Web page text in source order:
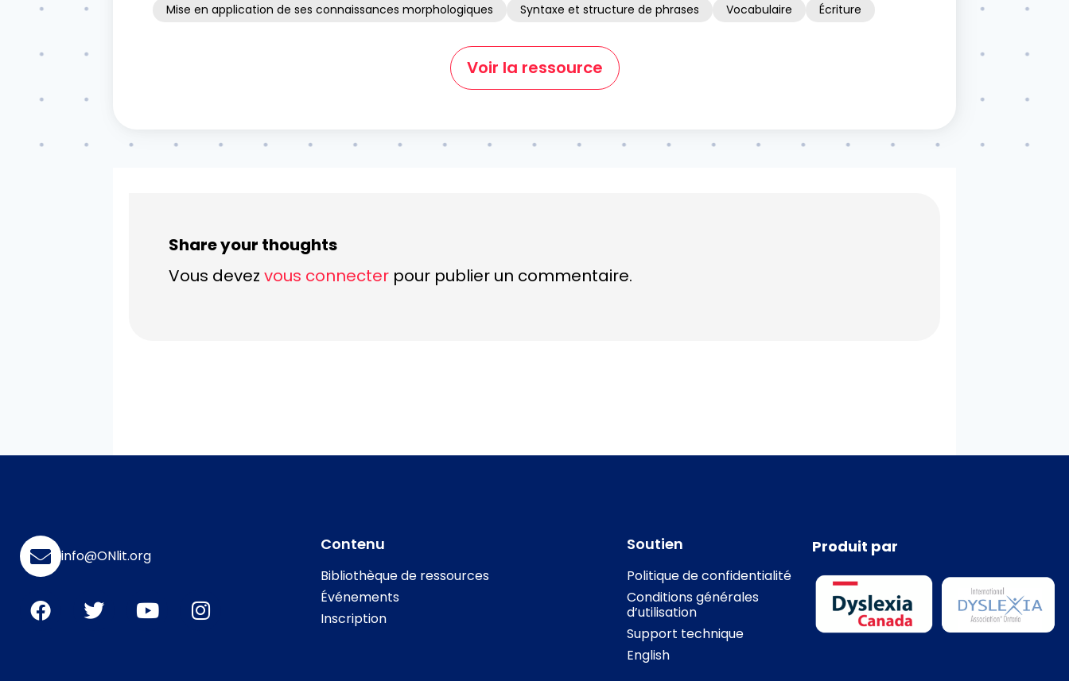
Mise en application de ses connaissances morphologiques
Syntaxe et structure de phrases Vocabulaire Écriture
Voir la ressource
Share your thoughts
Vous devez vous connecter pour publier un commentaire.
info@ONlit.org
Contenu
Bibliothèque de ressources
Événements
Inscription
Soutien
Politique de confidentialité
Conditions générales
d’utilisation
Support technique
English
Produit par